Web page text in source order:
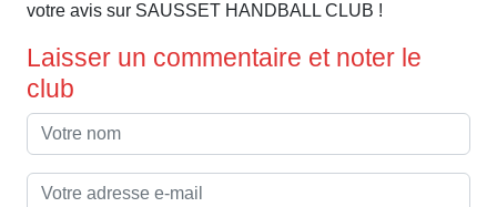
votre avis sur SAUSSET HANDBALL CLUB !
Laisser un commentaire et noter le
club